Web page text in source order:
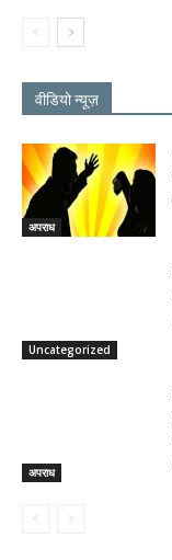
वीडियो न्यूज़
अपराध
Uncategorized
अपराध